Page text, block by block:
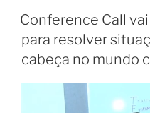
Conference Call
para resolver
cabeça no mundo